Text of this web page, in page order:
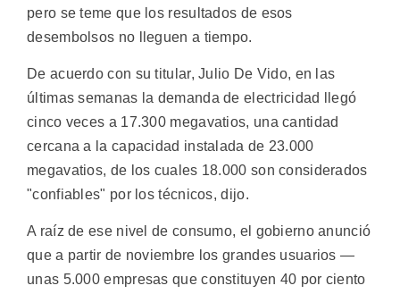
pero se teme que los resultados de esos
desembolsos no lleguen a tiempo.
De acuerdo con su titular, Julio De Vido, en las
últimas semanas la demanda de electricidad llegó
cinco veces a 17.300 megavatios, una cantidad
cercana a la capacidad instalada de 23.000
megavatios, de los cuales 18.000 son considerados
"confiables" por los técnicos, dijo.
A raíz de ese nivel de consumo, el gobierno anunció
que a partir de noviembre los grandes usuarios —
unas 5.000 empresas que constituyen 40 por ciento